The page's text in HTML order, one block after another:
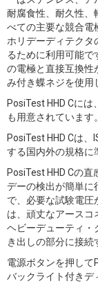
耐腐食性、耐久性、
べての主要な競合電
ホリデーディテクタ
るために利用可能で
の電極と直接互換性
み付き蝶ネジを使用
PosiTest HHD Cに
も用意されています。
PosiTest HHD Cは
する国内外の規格に
PosiTest HHD Cの
デーの検出が簡単に
で、必要な試験電圧
は、頑丈なアースコ
ヘビーデューティ・
き出しの部分に接続
電源ボタンを押して
バックライト付きデ